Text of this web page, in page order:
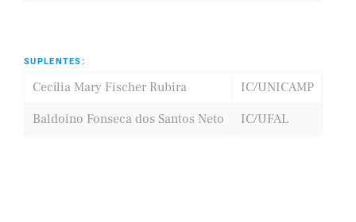
SUPLENTES:
Cecília Mary Fischer Rubira
IC/UNICAMP
Baldoino Fonseca dos Santos Neto
IC/UFAL